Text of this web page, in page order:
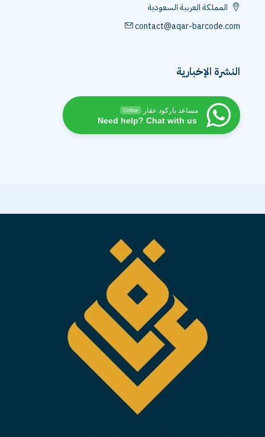
المملكة العربية السعودية
contact@aqar-barcode.com
النشرة الإخبارية
مساعد باركود عقار Online
Need help? Chat with us